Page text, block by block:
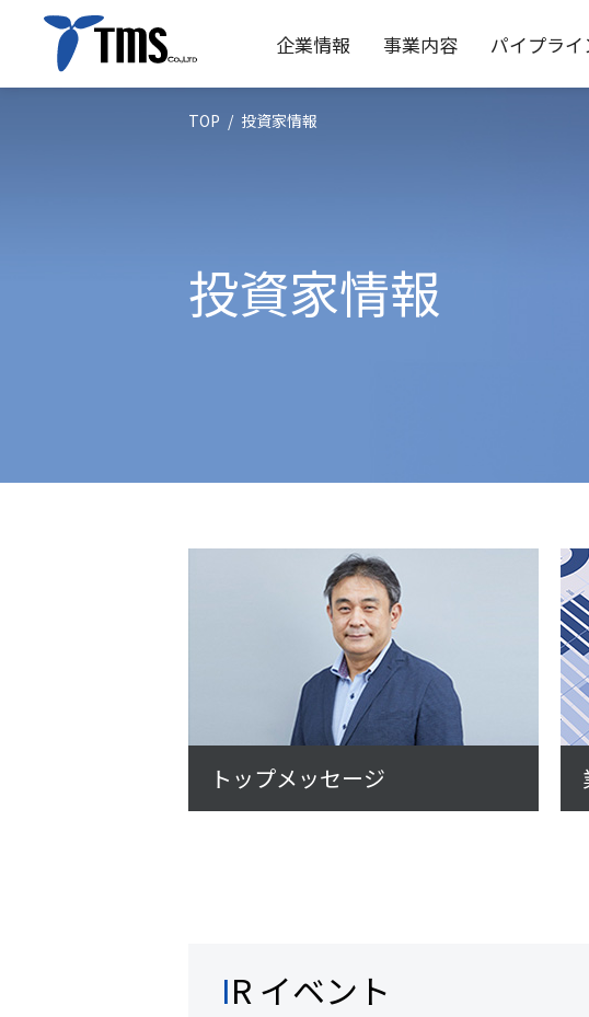
投資家情報
投資家情報
トップメッセージ
IR イベント
企業情報 事業内容 パイプライ